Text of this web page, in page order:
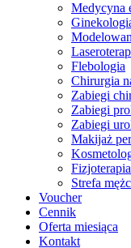
Medycyna
Flebologia
Chirurgia
Zabiegi
Zabiegi
Zabiegi
Makijaż
Fizjoterapia
Strefa
Voucher
Cennik
Oferta miesiąca
Kontakt